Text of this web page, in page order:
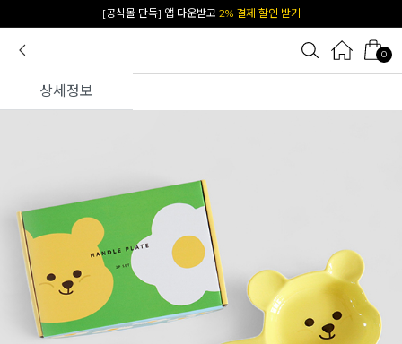
카카오 플친 추가하면1천원 즉시 할인 쿠폰
0
상세정보